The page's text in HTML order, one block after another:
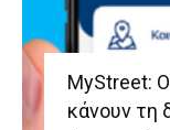
MyStreet:
κάνουν τη